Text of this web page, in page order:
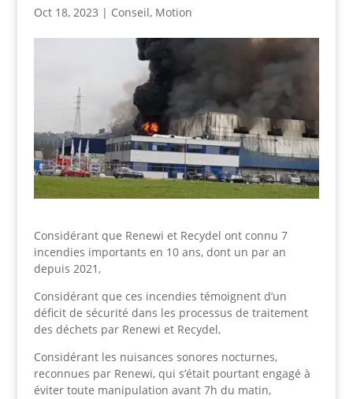
Oct 18, 2023 | Conseil, Motion
Considérant que Renewi et Recydel ont connu 7
incendies importants en 10 ans, dont un par an
depuis 2021,
Considérant que ces incendies témoignent d’un
déficit de sécurité dans les processus de traitement
des déchets par Renewi et Recydel,
Considérant les nuisances sonores nocturnes,
reconnues par Renewi, qui s’était pourtant engagé à
éviter toute manipulation avant 7h du matin,